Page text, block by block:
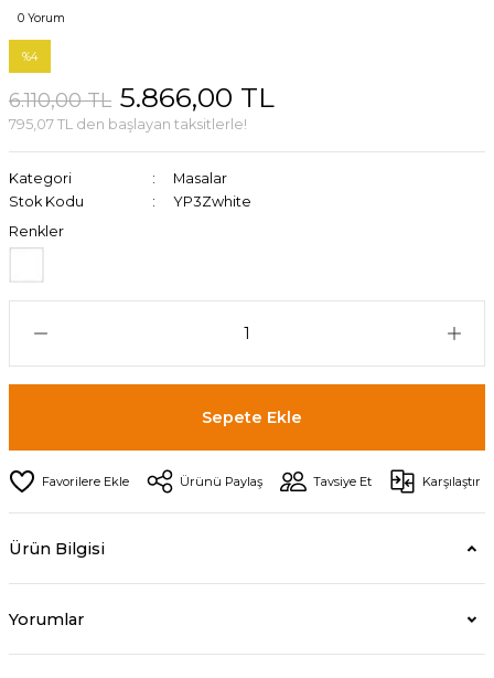
0 Yorum
%4
6.110,00 TL 5.866,00 TL
795,07 TL den başlayan taksitlerle!
Kategori
Masalar
Stok Kodu
YP3Zwhite
Renkler
Sepete Ekle
Ürünü Paylaş Tavsiye Et Karşılaştır
Ürün Bilgisi
Yorumlar